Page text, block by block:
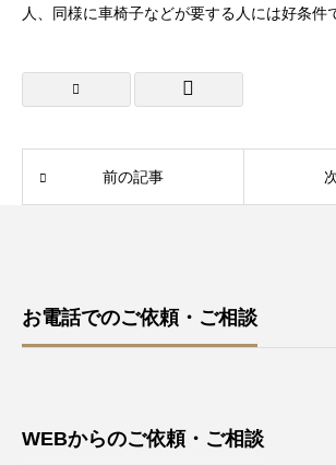
人、同様に車椅子などが要する人には好条件
前の記事
お電話でのご依頼・ご相談
WEBからのご依頼・ご相談